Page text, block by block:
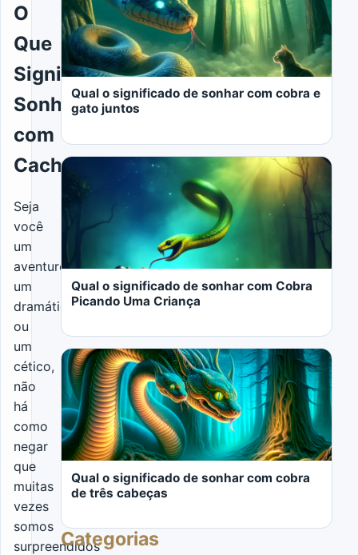
O
Que
Significa
Sonhar
com
Cachorro?
Seja
você
um
aventureiro,
um
dramático
ou
um
cético,
não
há
como
negar
que
muitas
vezes
somos
surpreendidos
LER MAIS
Qual o significado de sonhar com cobra e
gato juntos
Qual o significado de sonhar com Cobra
Picando Uma Criança
LER MAIS
Qual o significado de sonhar com cobra
de três cabeças
Categorias